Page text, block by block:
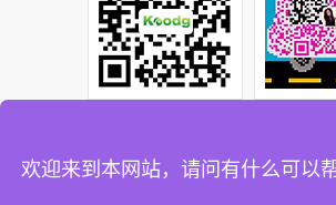
Copyright © 温州康鼎净化工程有限公司
欢迎来到本网站，请问有什么可以帮